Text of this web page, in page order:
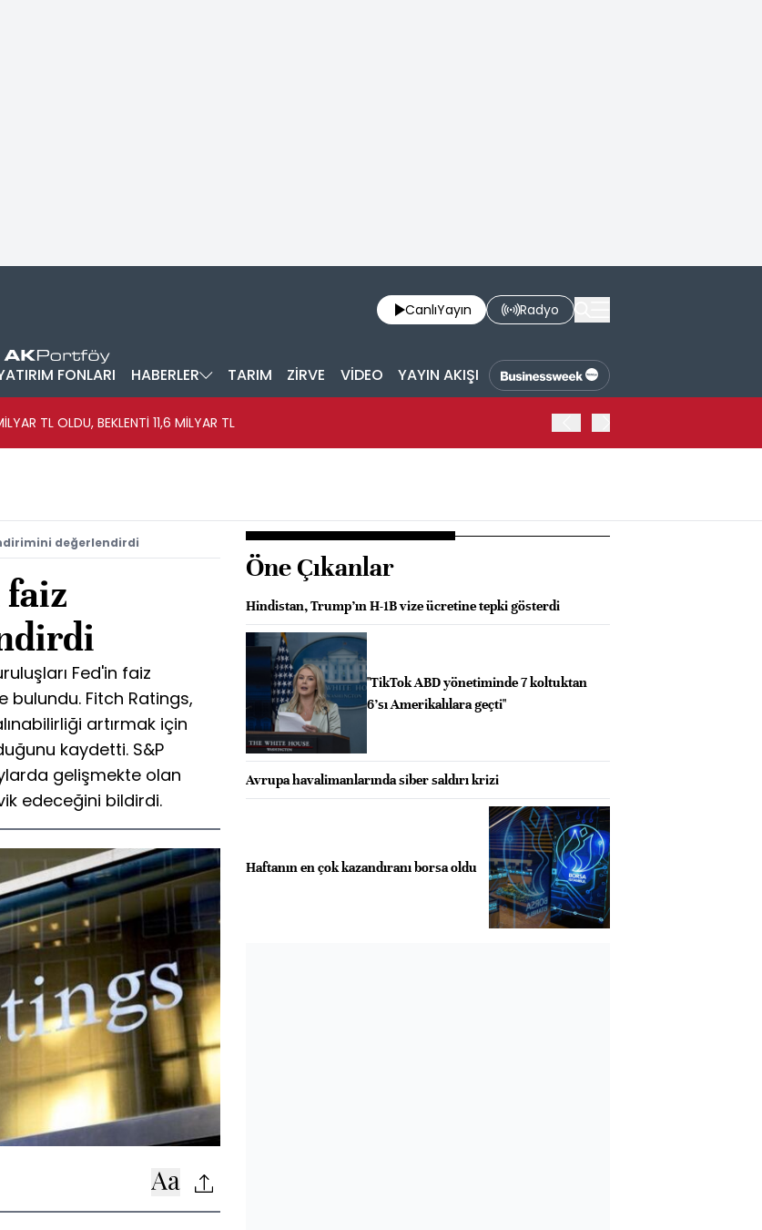
CanlıYayın Radyo
FONLARI HABERLER TARIM ZİRVE VİDEO YAYIN AKIŞI
TL OLDU, BEKLENTİ 11,6 MİLYAR TL
değerlendirdi
faiz
Fed'in faiz
Fitch Ratings,
artırmak için
kaydetti. S&P
gelişmekte olan
edeceğini bildirdi.
Öne Çıkanlar
Hindistan, Trump’ın H-1B vize ücretine tepki gösterdi
"TikTok ABD yönetiminde 7 koltuktan
6’sı Amerikalılara geçti"
Avrupa havalimanlarında siber saldırı krizi
Haftanın en çok kazandıranı borsa oldu